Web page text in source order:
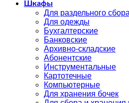
Шкафы
Для раздельного
Для одежды
Бухгалтерские
Банковские
Архивно-складские
Абонентские
Инструментальные
Картотечные
Компьютерные
Для хранения бочек